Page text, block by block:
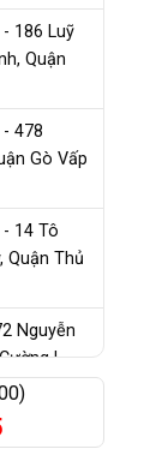
- 186 Luỹ
Quận
- 478
Gò Vấp
- 14 Tô
Quận Thủ
Nguyễn
|